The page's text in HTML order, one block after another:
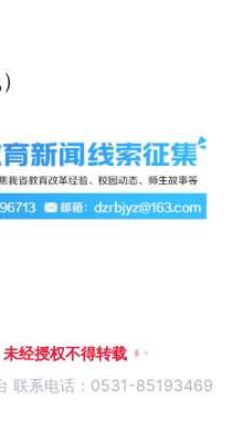
经授权不得转载
联系电话：0531-85193469